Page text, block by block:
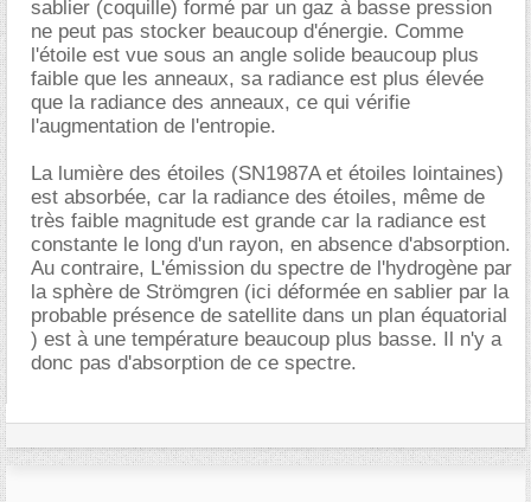
sablier (coquille) formé par un gaz à basse pression
ne peut pas stocker beaucoup d'énergie. Comme
l'étoile est vue sous an angle solide beaucoup plus
faible que les anneaux, sa radiance est plus élevée
que la radiance des anneaux, ce qui vérifie
l'augmentation de l'entropie.
La lumière des étoiles (SN1987A et étoiles lointaines)
est absorbée, car la radiance des étoiles, même de
très faible magnitude est grande car la radiance est
constante le long d'un rayon, en absence d'absorption.
Au contraire, L'émission du spectre de l'hydrogène par
la sphère de Strömgren (ici déformée en sablier par la
probable présence de satellite dans un plan équatorial
) est à une température beaucoup plus basse. Il n'y a
donc pas d'absorption de ce spectre.